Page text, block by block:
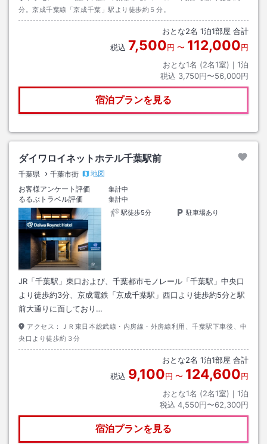
分。京成千葉線「京成千葉」駅より徒歩約５分。
おとな2名 1泊1部屋 合計
税込 7,500円 〜 112,000円
おとな1名 (2名1室)｜ 1泊
税込 3,750円〜56,000円
宿泊プランを見る
ダイワロイネットホテル千葉駅前
千葉県 千葉市街
地図
お客様アンケート評価
集計中
るるぶトラベル評価
集計中
駅徒歩5分
駐車場あり
JR「千葉駅」東口および、千葉都市モノレール「千葉駅」中央口
より徒歩約3分、京成電鉄「京成千葉駅」西口より徒歩約5分と駅
前大通りに面しており…
アクセス：
ＪＲ東日本総武線・内房線・外房線利用、千葉駅下車後、中
央口より徒歩約３分
おとな2名 1泊1部屋 合計
税込 9,100円 〜 124,600円
おとな1名 (2名1室)｜ 1泊
税込 4,550円〜62,300円
宿泊プランを見る